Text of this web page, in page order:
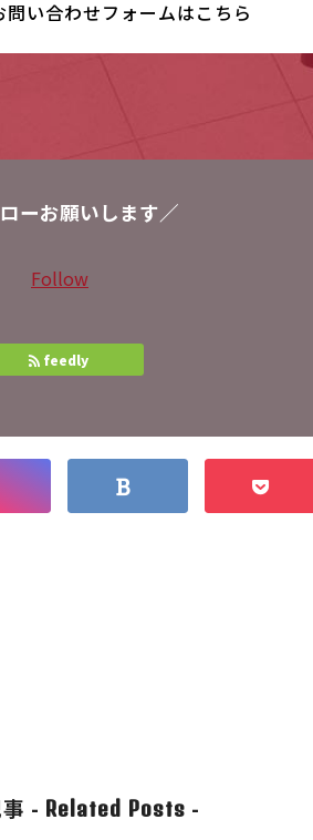
い合わせフォームはこちら
ーお願いします／
Follow
feedly
- Related Posts -